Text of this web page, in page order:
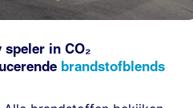
speler in CO₂
brandstofblends